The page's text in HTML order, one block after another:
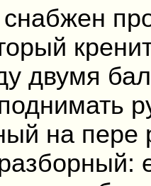
снабжен
двумя
на пере